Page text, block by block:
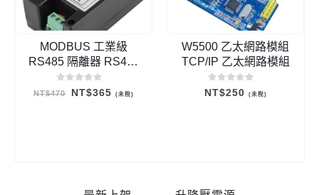
MODBUS 工業級
RS485 隔離器 RS485
中繼器 放大器 距離延
長器 抗干擾 抗雜訊
out of 5
NT$470
原
NT$365目(未稅)
W5500 乙太網路模組
TCP/IP 乙太網路模組
0out of 5
NT$250 (未稅)